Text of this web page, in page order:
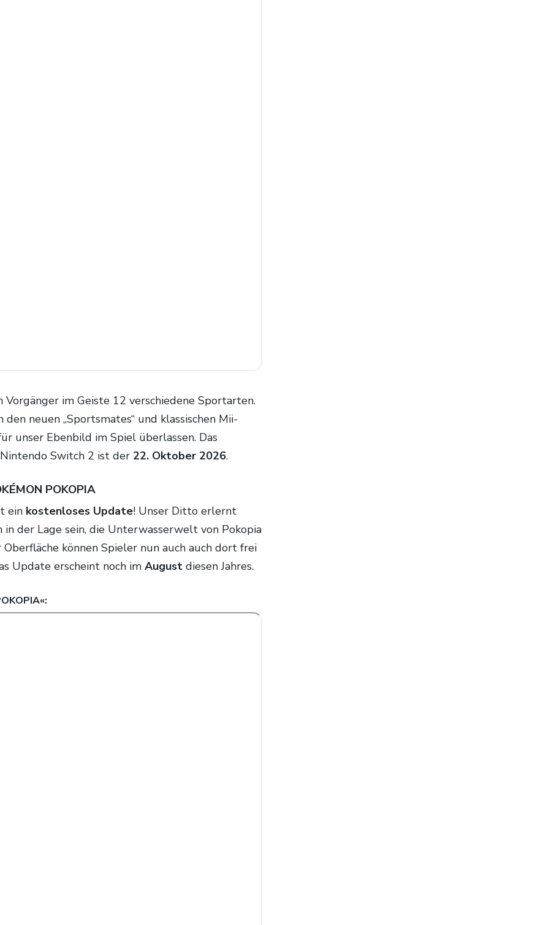
neuen „Sportsmates“ und klassischen Mii-
unser Ebenbild im Spiel überlassen. Das
Switch 2 ist der 22. Oktober 2026.
POKOPIA
ein kostenloses Update! Unser Ditto erlernt
der Lage sein, die Unterwasserwelt von Pokopia
können Spieler nun auch auch dort frei
Update erscheint noch im August diesen Jahres.
«: